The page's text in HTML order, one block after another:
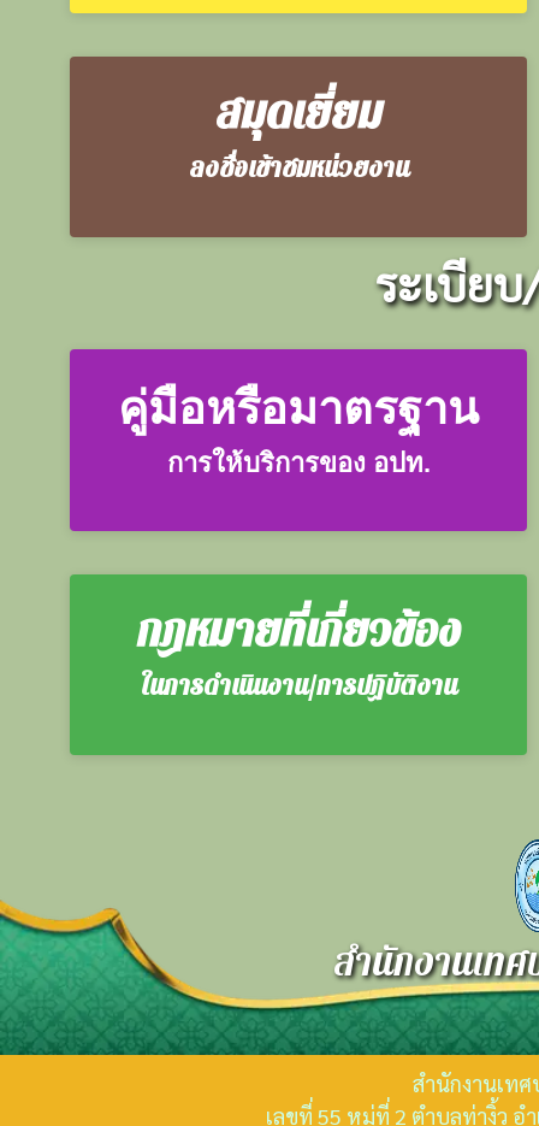
สมุดเยี่ยม
ลงชื่อเข้าชมหน่วยงาน
ระเบีย
คู่มือหรือมาตรฐาน
การให้บริการของ อปท.
กฎหมายที่เกี่ยวข้อง
ในการดำเนินงาน/การปฏิบัติงาน
สำนักงานเท
สำนักงานเท
เลขที่ 55 หมู่ที่ 2 ตำบลท่างิ้ว อ